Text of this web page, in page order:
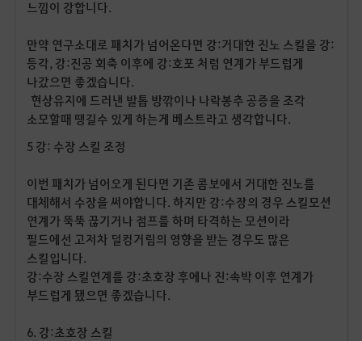
느낌이 강합니다.
만약 연구소대로 패치가 넘어온다면 강:거대한 진노 스킬을 강:
등각, 강:진공 회축 이후에 강:호포 처럼 연계가 부드럽게
나갔으면 좋겠습니다.
현상유지에 드러낸 발톱 방깎이나 나락봉추 공증을 조각
소모할때 땡길수 있게 하는게 베스트라고 생각합니다.
5 강: 수장 스킬 조정
이번 패치가 넘어오게 된다면 기존 콤보에서 거대한 진노를
대체해서 수장을 써야합니다. 하지만 강:수장의 경우 스킬모션
연계가 뚝뚝 끊기거나 점프를 하며 타격하는 모션이라
필드에선 고저차 덜컹거림의 영향을 받는 경우도 많은
스킬입니다.
강:수장 스킬연계를 강:초호장 후에나 진:속박 이후 연계가
부드럽게 됐으면 좋겠습니다.
6. 강:초호장 스킬